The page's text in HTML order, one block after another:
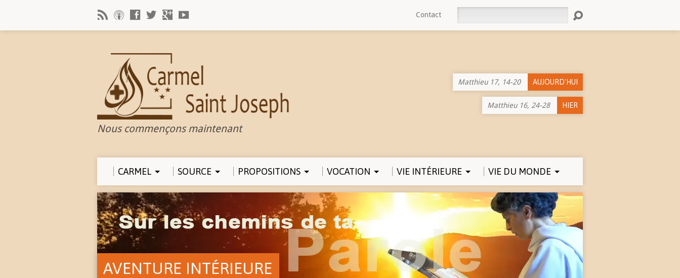
Contact
Nous commençons maintenant
Matthieu 17, 14-20 AUJOURD'HUI
Matthieu 16, 24-28 HIER
CARMEL SOURCE PROPOSITIONS VOCATION VIE INTÉRIEURE VIE DU MONDE
AVENTURE INTÉRIEURE